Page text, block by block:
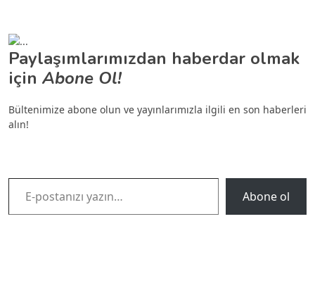
Paylaşımlarımızdan haberdar olmak
için Abone Ol!
Bültenimize abone olun ve yayınlarımızla ilgili en son haberleri
alın!
E-postanızı yazın…
Abone ol